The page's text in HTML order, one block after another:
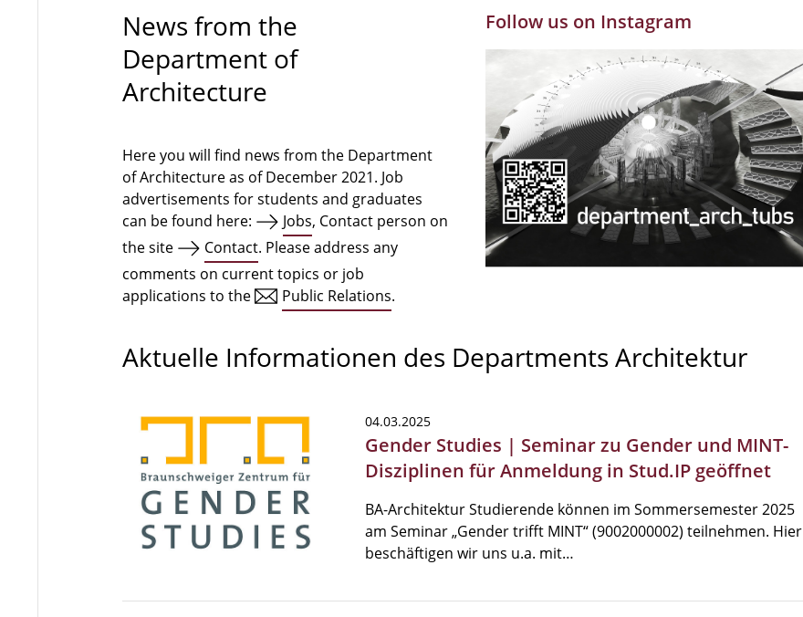
News from the
Department of
Architecture
Here you will find news from the Department
of Architecture as of December 2021. Job
advertisements for students and graduates
can be found here:
Jobs, Contact person on
the site
Contact. Please address any
comments on current topics or job
applications to the
Public Relations.
Follow us on Instagram
Aktuelle Informationen des Departments Architektur
04.03.2025
Gender Studies | Seminar zu Gender und MINT-
Disziplinen für Anmeldung in Stud.IP geöffnet
BA-Architektur Studierende können im Sommersemester 2025
am Seminar „Gender trifft MINT“ (9002000002) teilnehmen. Hier
beschäftigen wir uns u.a. mit…